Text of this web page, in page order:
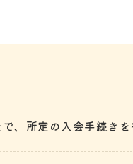
、所定の入会手続きを